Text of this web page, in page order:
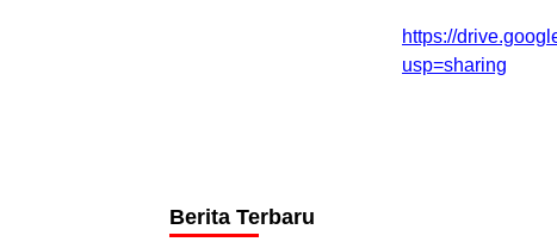
https://
usp=sharing
Berita Terbaru